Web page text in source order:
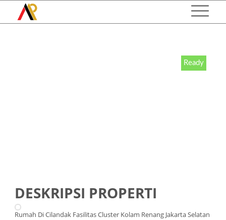
Ready
DESKRIPSI PROPERTI
Rumah Di Cilandak Fasilitas Cluster Kolam Renang Jakarta Selatan